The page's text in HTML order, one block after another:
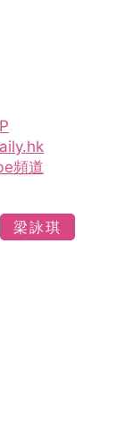
頻道
梁詠琪